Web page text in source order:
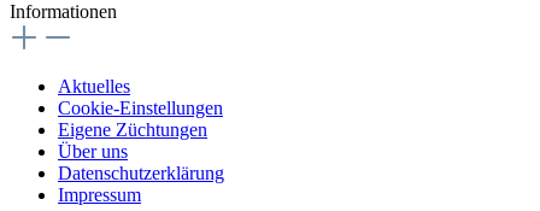
Informationen
Aktuelles
Cookie-Einstellungen
Eigene Züchtungen
Über uns
Datenschutzerklärung
Impressum